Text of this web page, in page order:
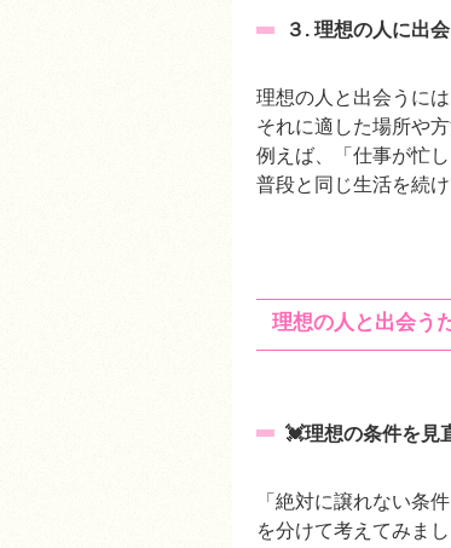
３. 理想の人に出
理想の人と出会うには
それに適した場所や
例えば、「仕事が忙
普段と同じ生活を続
理想の人と出会う
💓理想の条件を見
「絶対に譲れない条
を分けて考えてみま